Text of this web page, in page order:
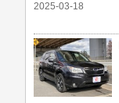
2025-03-18